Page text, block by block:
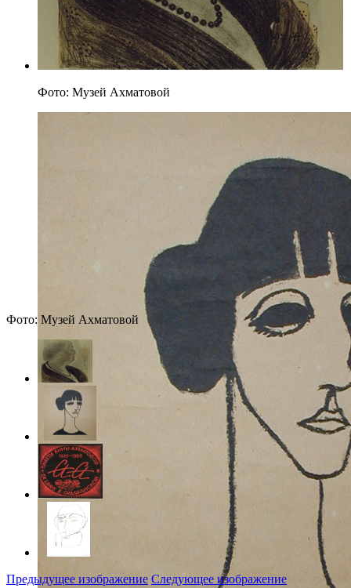
Фото: Музей Ахматовой
Фото: Музей Ахматовой
Предыдущее изображение Следующее изображение